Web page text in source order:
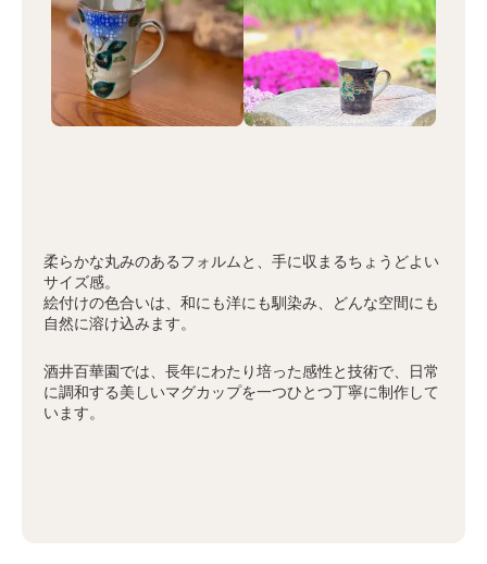
柔らかな丸みのあるフォルムと、手に収まるちょうどよい
サイズ感。
絵付けの色合いは、和にも洋にも馴染み、どんな空間にも
自然に溶け込みます。
酒井百華園では、長年にわたり培った感性と技術で、日常
に調和する美しいマグカップを一つひとつ丁寧に制作して
います。